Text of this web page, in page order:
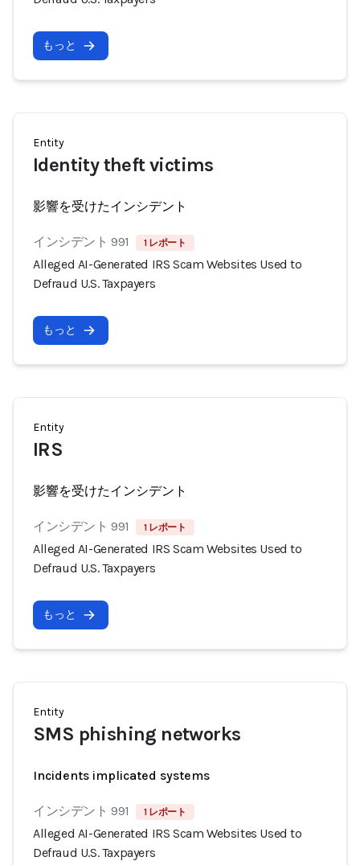
もっと
Entity
Identity theft victims
影響を受けたインシデント
インシデント 991 1 レポート
Alleged AI-Generated IRS Scam Websites Used to
Defraud U.S. Taxpayers
もっと
Entity
IRS
影響を受けたインシデント
インシデント 991 1 レポート
Alleged AI-Generated IRS Scam Websites Used to
Defraud U.S. Taxpayers
もっと
Entity
SMS phishing networks
Incidents implicated systems
インシデント 991 1 レポート
Alleged AI-Generated IRS Scam Websites Used to
Defraud U.S. Taxpayers